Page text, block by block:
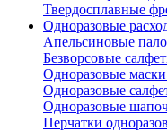
Твердосплавные
Одноразовые
Апельсиновые
Безворсовые
Одноразовые
Одноразовые
Одноразовые
Перчатки